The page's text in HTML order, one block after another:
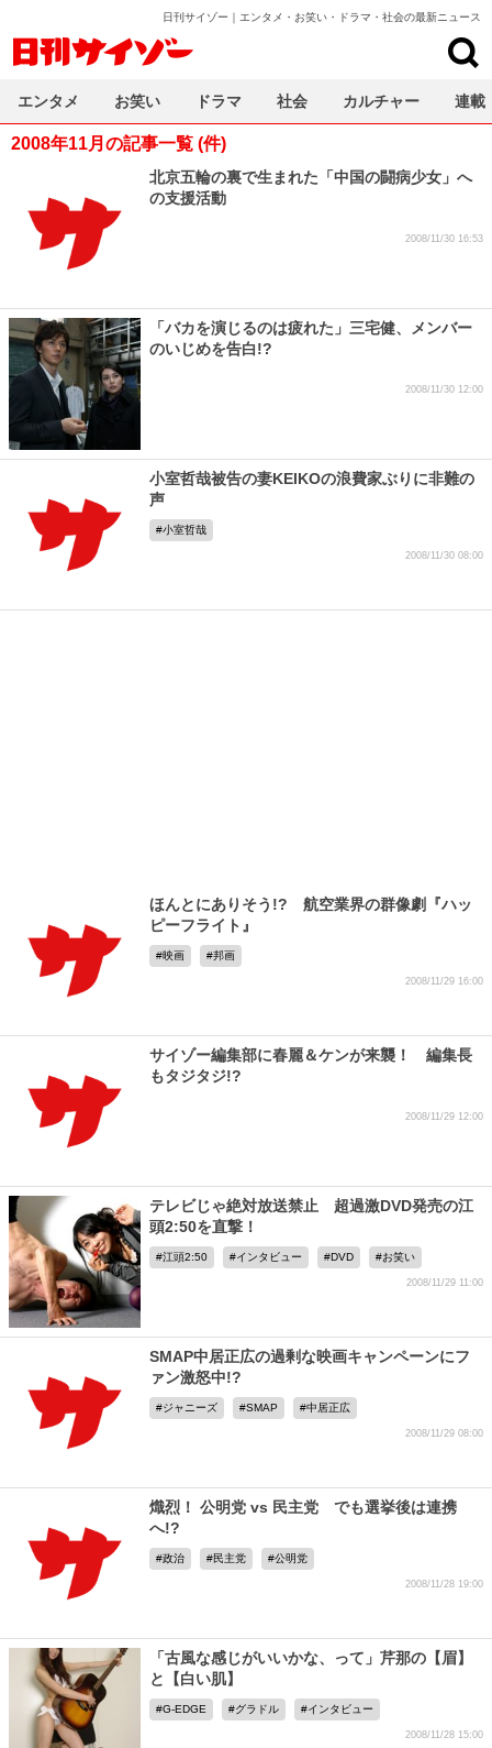
日刊サイゾー｜エンタメ・お笑い・ドラマ・社会の最新ニュース
2008年11月の記事一覧 (件)
北京五輪の裏で生まれた「中国の闘病少女」へ
の支援活動
2008/11/30 16:53
「バカを演じるのは疲れた」三宅健、メンバー
のいじめを告白!?
2008/11/30 12:00
小室哲哉被告の妻KEIKOの浪費家ぶりに非難の
声
小室哲哉
2008/11/30 08:00
ほんとにありそう!? 航空業界の群像劇『ハッ
ピーフライト』
映画 邦画
2008/11/29 16:00
サイゾー編集部に春麗＆ケンが来襲！ 編集長
もタジタジ!?
2008/11/29 12:00
テレビじゃ絶対放送禁止 超過激DVD発売の江
頭2:50を直撃！
江頭2:50 インタビュー DVD お笑い
2008/11/29 11:00
SMAP中居正広の過剰な映画キャンペーンにフ
ァン激怒中!?
ジャニーズ SMAP 中居正広
2008/11/29 08:00
熾烈！ 公明党 vs 民主党 でも選挙後は連携
へ!?
政治 民主党 公明党
2008/11/28 19:00
「古風な感じがいいかな、って」芹那の【眉】
と【白い肌】
G-EDGE グラドル インタビュー
2008/11/28 15:00
エンタメ お笑い ドラマ 社会 カルチャー 連載